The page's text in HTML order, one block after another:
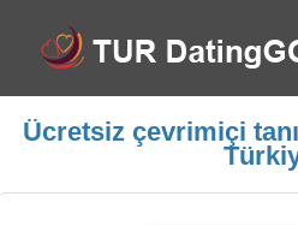
Ücretsiz çevrimiçi